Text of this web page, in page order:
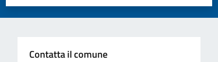
Valuta 5 stelle su 5
Valuta 4 stelle su 5
Valuta 3 stelle su 5
Valuta 2 stelle su 5
Valuta 1 stelle su 5
Contatta il comune